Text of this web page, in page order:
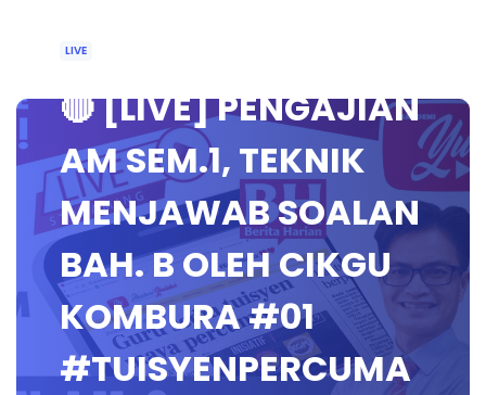
LIVE
🔴 [LIVE] PENGAJIAN
AM SEM.1, TEKNIK
MENJAWAB SOALAN
BAH. B OLEH CIKGU
KOMBURA #01
#TUISYENPERCUMA